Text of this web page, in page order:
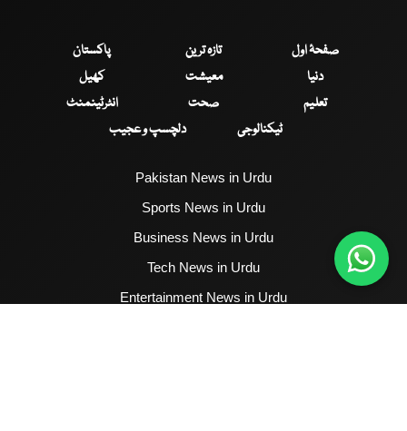
صفحۂ اول تازہ ترین
پاکستان
دنیا
معیشت
کھیل
تعلیم
صحت
انٹرٹینمنٹ
ٹیکنالوجی
دلچسپ و عجیب
Pakistan News in Urdu
Sports News in Urdu
Business News in Urdu
Tech News in Urdu
Entertainment News in Urdu